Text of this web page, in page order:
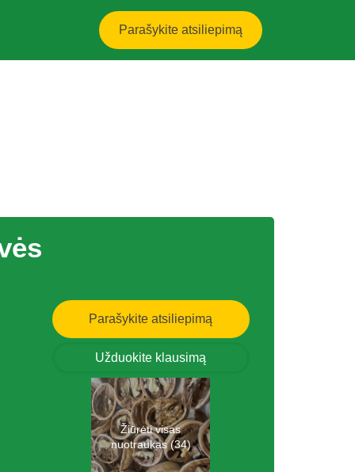
Parašykite atsiliepimą
Parašykite atsiliepimą
Užduokite klausimą
Žiūrėti visas
nuotraukas (34)